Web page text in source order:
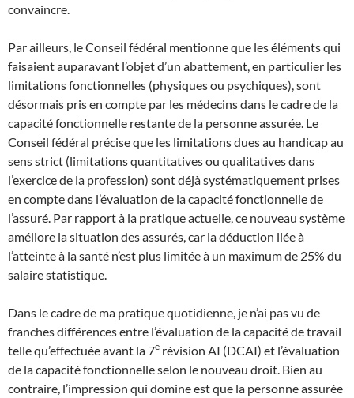
convaincre.
Par ailleurs, le Conseil fédéral mentionne que les éléments qui
faisaient auparavant l’objet d’un abattement, en particulier les
limitations fonctionnelles (physiques ou psychiques), sont
désormais pris en compte par les médecins dans le cadre de la
capacité fonctionnelle restante de la personne assurée. Le
Conseil fédéral précise que les limitations dues au handicap au
sens strict (limitations quantitatives ou qualitatives dans
l’exercice de la profession) sont déjà systématiquement prises
en compte dans l’évaluation de la capacité fonctionnelle de
l’assuré. Par rapport à la pratique actuelle, ce nouveau système
améliore la situation des assurés, car la déduction liée à
l’atteinte à la santé n’est plus limitée à un maximum de 25% du
salaire statistique.
Dans le cadre de ma pratique quotidienne, je n’ai pas vu de
franches différences entre l’évaluation de la capacité de travail
telle qu’effectuée avant la 7e révision AI (DCAI) et l’évaluation
de la capacité fonctionnelle selon le nouveau droit. Bien au
contraire, l’impression qui domine est que la personne assurée